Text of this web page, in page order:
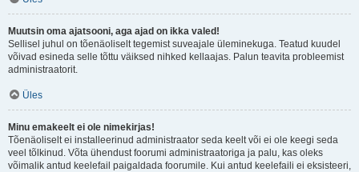
Muutsin oma ajatsooni, aga ajad on ikka valed!
Sellisel juhul on tõenäoliselt tegemist suveajale üleminekuga. Teatud kuudel
võivad esineda selle tõttu väiksed nihked kellaajas. Palun teavita probleemist
administraatorit.
Üles
Minu emakeelt ei ole nimekirjas!
Tõenäoliselt ei installeerinud administraator seda keelt või ei ole keegi seda
veel tõlkinud. Võta ühendust foorumi administraatoriga ja palu, kas oleks
võimalik antud keelefail paigaldada foorumile. Kui antud keelefaili ei eksisteeri,